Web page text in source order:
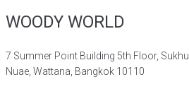
WOODY WORLD
7 Summer Point Building 5th Floor,
Nuae, Wattana, Bangkok 10110